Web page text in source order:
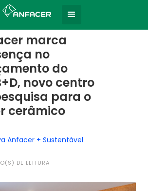
Todas as notícias
marca
no
do
novo centro
para o
cerâmico
Anfacer + Sustentável
DE LEITURA